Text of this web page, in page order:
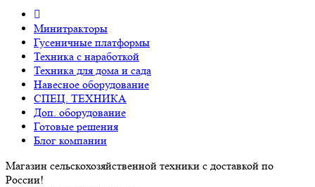
Минитракторы
Гусеничные платформы
Техника с наработкой
Техника для дома и сада
Навесное оборудование
СПЕЦ. ТЕХНИКА
Доп. оборудование
Готовые решения
Блог компании
Магазин сельскохозяйственной техники с доставкой по
России!